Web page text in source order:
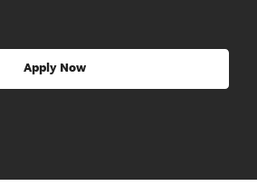
Apply Now